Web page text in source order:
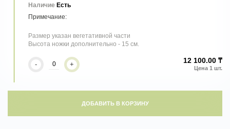
Наличие Есть
Размер указан вегетативной части
Высота ножки дополнительно - 15 см.
- + 12 100.00 ₸
ДОБАВИТЬ В КОРЗИНУ